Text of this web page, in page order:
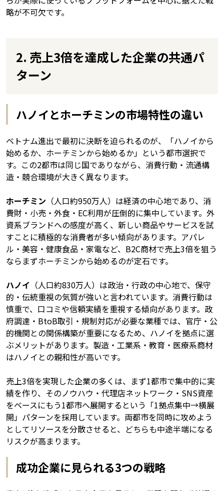
略が不可欠です。
2. 売上3倍を達成した企業の共通パ
ターン
ハノイとホーチミンの市場特性の違い
ベトナム進出で最初に決断を迫られるのが、「ハノイから
始めるか、ホーチミンから始めるか」という都市選択で
す。この2都市は同じ国でありながら、消費行動・流通構
造・競合環境が大きく異なります。
ホーチミン （人口約950万人）は経済の中心地であり、消
費財・小売・外食・EC利用が圧倒的に集中しています。外
資系ブランドへの感度が高く、新しい商品やサービスを試
すことに積極的な消費者が多い傾向があります。アパレ
ル・美容・健康食品・家電など、B2C商材で売上3倍を狙う
ならまずホーチミンから始めるのが定石です。
ハノイ （人口約830万人）は政治・行政の中心地で、保守
的・伝統重視の気質が強いと言われています。消費行動は
慎重で、口コミや信頼実績を重視する傾向があります。政
府調達・BtoB取引・規制対応が必要な業種では、官庁・公
的機関との関係構築が重要になるため、ハノイを拠点に選
ぶメリットがあります。製造・工業系・教育・医療系商材
はハノイとの親和性が高いです。
売上3倍を実現した企業の多くは、まず1都市で集中的に実
績を作り、そのノウハウ・代理店ネットワーク・SNS資産
をベースにもう1都市へ展開するという「1拠点集中→横展
開」パターンを採用しています。両都市を同時に攻めよう
としてリソースを分散させると、どちらも中途半端になる
リスクが高まります。
成功企業に見られる3つの戦略